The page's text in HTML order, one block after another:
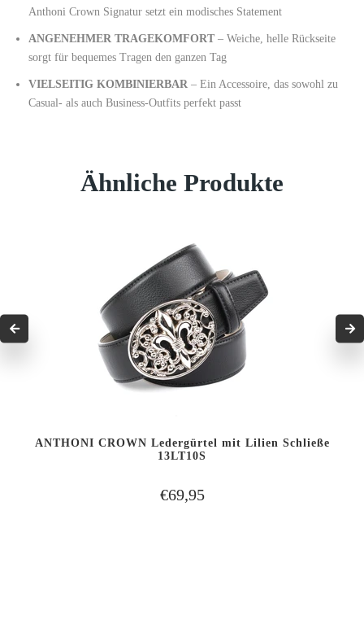
Anthoni Crown Signatur setzt ein modisches Statement
ANGENEHMER TRAGEKOMFORT – Weiche, helle Rückseite
sorgt für bequemes Tragen den ganzen Tag
VIELSEITIG KOMBINIERBAR – Ein Accessoire, das sowohl zu
Casual- als auch Business-Outfits perfekt passt
Ähnliche Produkte
ANTHONI CROWN Ledergürtel mit Lilien Schließe
13LT10S
€69,95